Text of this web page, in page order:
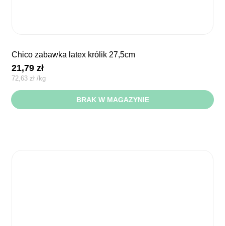
chico zabawka latex królik 27,5cm
21,79zł
72,63 zł /kg
BRAK W MAGAZYNIE